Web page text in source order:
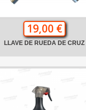
19,00 €
LLAVE DE RUEDA DE CRUZ